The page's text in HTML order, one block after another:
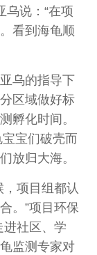
乌说：“在项
看到海龟顺
乌的指导下
区域做好标
孵化时间。
宝们破壳而
放归大海。
项目组都认
。”项目环保
进社区、学
监测专家对